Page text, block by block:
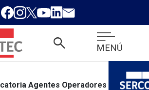
search MENÚ
Agentes Operadores Región